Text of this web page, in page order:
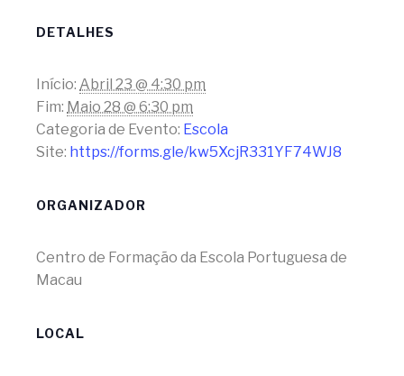
DETALHES
Início: Abril 23 @ 4:30 pm
Fim: Maio 28 @ 6:30 pm
Categoria de Evento: Escola
Site: https://forms.gle/kw5XcjR331YF74WJ8
ORGANIZADOR
Centro de Formação da Escola Portuguesa de
Macau
LOCAL